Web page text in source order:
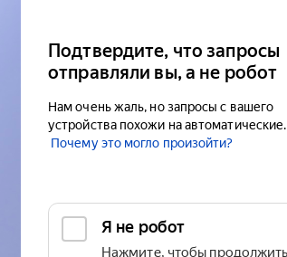
Подтвердите, что запросы
отправляли вы, а не робот
Нам очень жаль, но запросы с вашего
устройства похожи на автоматические.
Почему это могло произойти?